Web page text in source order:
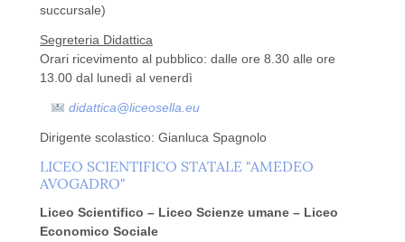
succursale)
Segreteria Didattica
Orari ricevimento al pubblico: dalle ore 8.30 alle ore
13.00 dal lunedì al venerdì
didattica@liceosella.eu
Dirigente scolastico: Gianluca Spagnolo
LICEO SCIENTIFICO STATALE "AMEDEO
AVOGADRO"
Liceo Scientifico – Liceo Scienze umane – Liceo
Economico Sociale